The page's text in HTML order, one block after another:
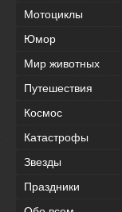
Мотоциклы
Юмор
Мир животных
Путешествия
Космос
Катастрофы
Звезды
Праздники